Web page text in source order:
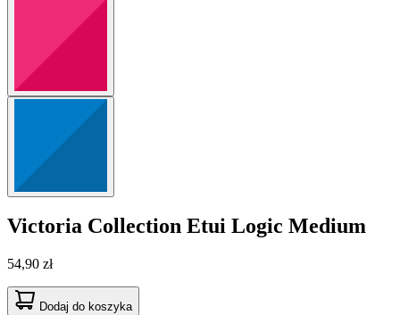
Victoria Collection Etui Logic Medium
54,90 zł
Dodaj do koszyka